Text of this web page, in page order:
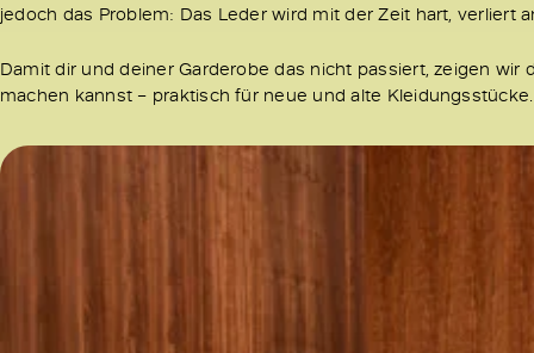
jedoch das Problem: Das Leder wird mit der Zeit hart, verliert
Damit dir und deiner Garderobe das nicht passiert, zeigen
machen kannst – praktisch für neue und alte Kleidungsstücke.